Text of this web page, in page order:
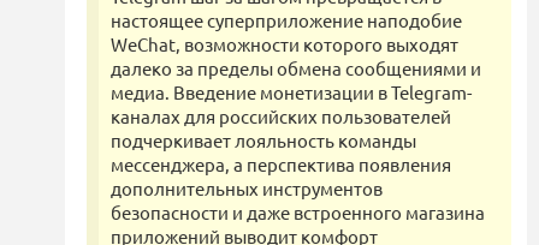
настоящее суперприложение наподобие
WeChat, возможности которого выходят
далеко за пределы обмена сообщениями и
медиа. Введение монетизации в Telegram-
каналах для российских пользователей
подчеркивает лояльность команды
мессенджера, а перспектива появления
дополнительных инструментов
безопасности и даже встроенного магазина
приложений выводит комфорт